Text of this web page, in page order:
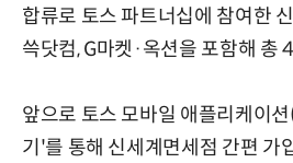
합류로 토스 파트너십에 참여한
쓱닷컴, G마켓·옥션을 포함해 총
앞으로 토스 모바일 애플리케이
기'를 통해 신세계면세점 간편 가